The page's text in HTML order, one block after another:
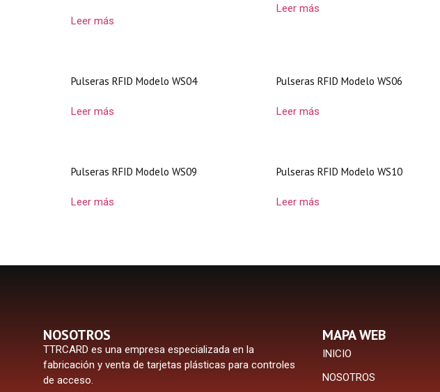
Leer más
Leer más
Pulseras RFID Modelo WS04
Leer más
Pulseras RFID Modelo WS06
Leer más
Pulseras RFID Modelo WS09
Leer más
Pulseras RFID Modelo WS10
Leer más
NOSOTROS
TTRCARD es una empresa especializada en la
fabricación y venta de tarjetas plásticas para controles
de acceso.
MAPA WEB
INICIO
NOSOTROS